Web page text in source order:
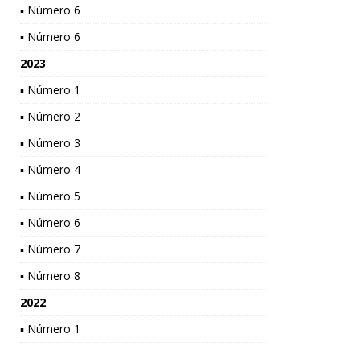
▪ Número 6
▪ Número 6
2023
▪ Número 1
▪ Número 2
▪ Número 3
▪ Número 4
▪ Número 5
▪ Número 6
▪ Número 7
▪ Número 8
2022
▪ Número 1